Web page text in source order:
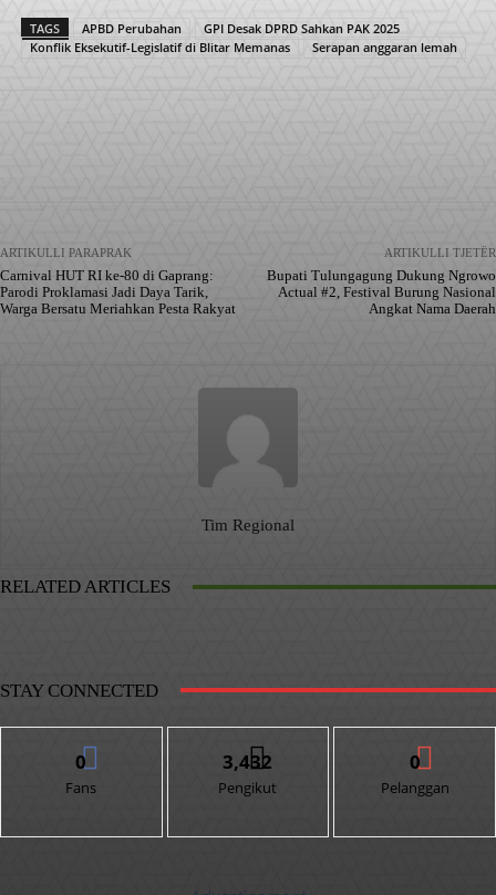
TAGS APBD Perubahan
GPI Desak DPRD Sahkan PAK 2025
Konflik Eksekutif-Legislatif di Blitar Memanas
Serapan anggaran lemah
ARTIKULLI PARAPRAK
Carnival HUT RI ke-80 di Gaprang:
Parodi Proklamasi Jadi Daya Tarik,
Warga Bersatu Meriahkan Pesta Rakyat
ARTIKULLI TJETËR
Bupati Tulungagung Dukung Ngrowo
Actual #2, Festival Burung Nasional
Angkat Nama Daerah
Tim Regional
RELATED ARTICLES
STAY CONNECTED
0
Fans
3,432
Pengikut
0
Pelanggan